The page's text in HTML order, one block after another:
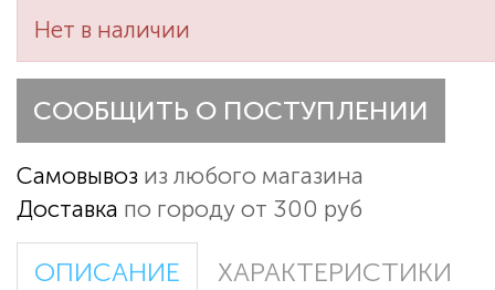
Нет в наличии
СООБЩИТЬ О ПОСТУПЛЕНИИ
Самовывоз из любого магазина
Доставка по городу от 300 руб
ОПИСАНИЕ ХАРАКТЕРИСТИКИ